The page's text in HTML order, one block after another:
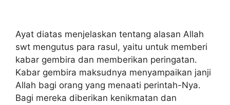
Ayat diatas menjelaskan tentang alasan Allah
swt mengutus para rasul, yaitu untuk memberi
kabar gembira dan memberikan peringatan.
Kabar gembira maksudnya menyampaikan janji
Allah bagi orang yang menaati perintah-Nya.
Bagi mereka diberikan kenikmatan dan